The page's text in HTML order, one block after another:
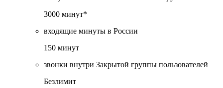
3000 минут*
входящие минуты в России
150 минут
звонки внутри Закрытой группы пользователей
Безлимит